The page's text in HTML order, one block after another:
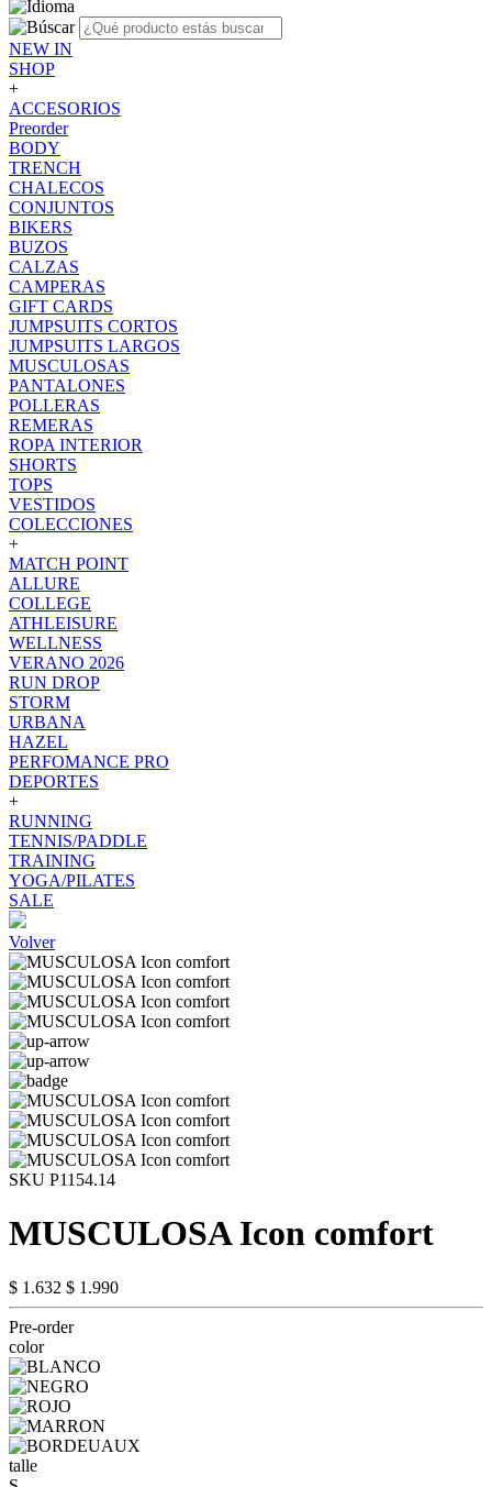
NEW IN
SHOP
+
ACCESORIOS
Preorder
BODY
TRENCH
CHALECOS
CONJUNTOS
BIKERS
BUZOS
CALZAS
CAMPERAS
GIFT CARDS
JUMPSUITS CORTOS
JUMPSUITS LARGOS
MUSCULOSAS
PANTALONES
POLLERAS
REMERAS
ROPA INTERIOR
SHORTS
TOPS
VESTIDOS
COLECCIONES
+
MATCH POINT
ALLURE
COLLEGE
ATHLEISURE
WELLNESS
VERANO 2026
RUN DROP
STORM
URBANA
HAZEL
PERFOMANCE PRO
DEPORTES
+
RUNNING
TENNIS/PADDLE
TRAINING
YOGA/PILATES
SALE
Volver
SKU P1154.14
MUSCULOSA Icon comfort
$ 1.632 $ 1.990
Pre-order
color
talle